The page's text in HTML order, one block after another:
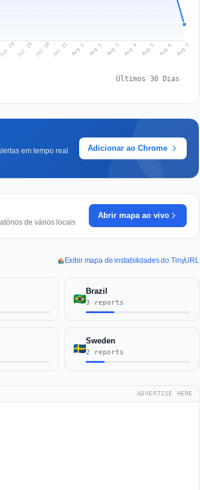
Jul 28Jul 29 Jul 30 Jul 31 Aug 1 Aug 2 Aug 3 Aug 4 Aug 5 Aug 6 Aug 7
Últimos 30 Dias
em tempo real
Adicionar ao Chrome
de vários locais
Abrir mapa ao vivo
Exibir mapa de instabilidades do TinyURL
Brazil
3 reports
Sweden
2 reports
ADVERTISE HERE